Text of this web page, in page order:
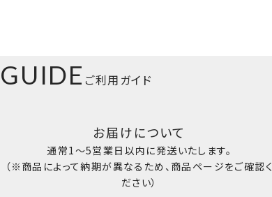
GUIDE ご利用ガイド
お届けについて
通常1～5営業日以内に発送いたします。
（※商品によって納期が異なるため、商品ページをご確認く
ださい）